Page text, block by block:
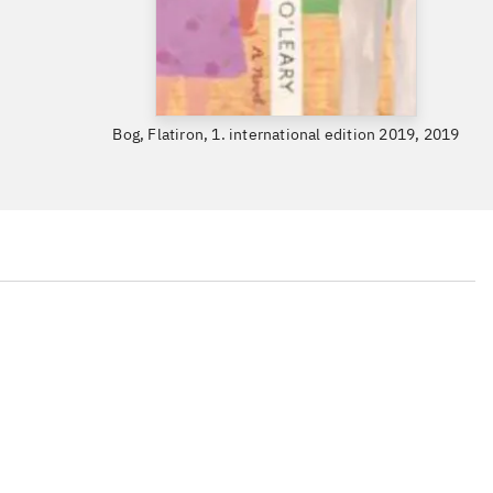
Bog, Flatiron, 1. international edition 2019, 2019